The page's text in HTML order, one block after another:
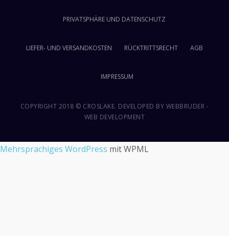
PRIVATSPHÄRE UND DATENSCHUTZ
LIEFER- UND VERSANDKOSTEN RÜCKTRITTSRECHT AGB
IMPRESSUM
COPYRIGHT 2018 © CROSLAKE. DEVELOPED BY WEBBRUDER -
WEB DEVELOPMENT
Mehrsprachiges WordPress mit WPML